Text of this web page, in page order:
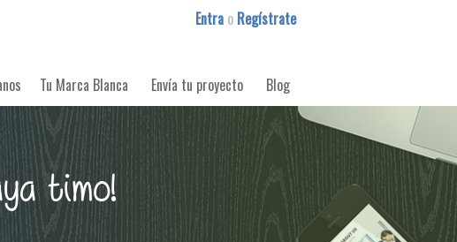
Entra o Regístrate
Tu Marca Blanca Envía tu proyecto Blog
timo!